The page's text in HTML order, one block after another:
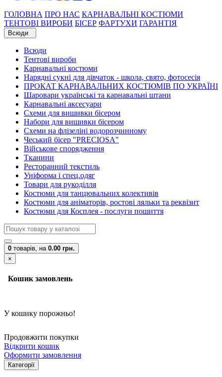
ГОЛОВНА ПРО НАС КАРНАВАЛЬНІ КОСТЮМИ
ТЕНТОВІ ВИРОБИ БІСЕР ФАРТУХИ ГАРАНТІЯ
Всюди
Всюди
Тентові вироби
Карнавальні костюми
Нарядні сукні для дівчаток - школа, свято, фотосесія
ПРОКАТ КАРНАВАЛЬНИХ КОСТЮМІВ ПО УКРАЇНІ
Шаровари українські та карнавальні штани
Карнавальні аксесуари
Схеми для вишивки бісером
Набори для вишивки бісером
Схеми на флізеліні водорозчинному
Чеський бісер "PRECIOSA"
Військове спорядження
Тканини
Ресторанний текстиль
Уніформа і спец.одяг
Товари для рукоділля
Костюми для танцювальних колективів
Костюми для аніматорів, ростові ляльки та реквізит
Костюми для Косплея - послуги пошиття
0 товарів, на 0.00 грн.
×
Кошик замовлень
У кошику порожньо!
Продовжити покупки
Відкрити кошик
Оформити замовлення
Категорії